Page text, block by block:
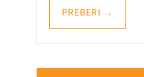
PREBERI →